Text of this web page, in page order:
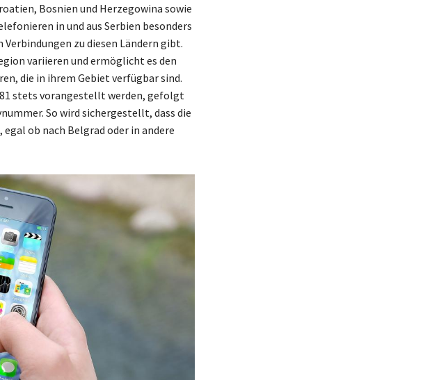
Bosnien und Herzegowina sowie
in und aus Serbien besonders
zu diesen Ländern gibt.
variieren und ermöglicht es den
die in ihrem Gebiet verfügbar sind.
stets vorangestellt werden, gefolgt
So wird sichergestellt, dass die
ob nach Belgrad oder in andere